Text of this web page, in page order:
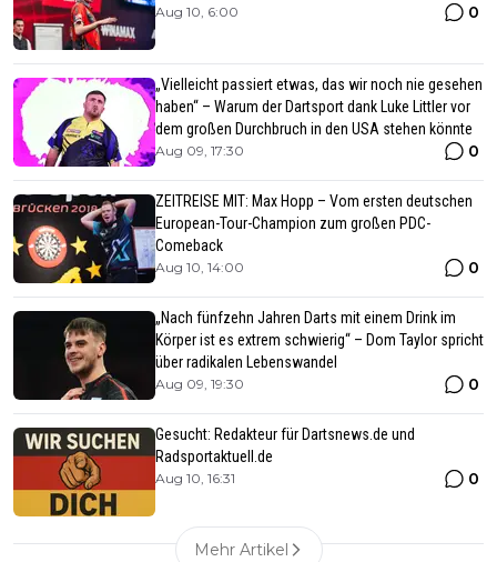
Aug 10, 6:00 0
„Vielleicht passiert etwas, das wir noch nie gesehen
haben“ – Warum der Dartsport dank Luke Littler vor
dem großen Durchbruch in den USA stehen könnte
Aug 09, 17:30 0
ZEITREISE MIT: Max Hopp – Vom ersten deutschen
European-Tour-Champion zum großen PDC-
Comeback
Aug 10, 14:00 0
„Nach fünfzehn Jahren Darts mit einem Drink im
Körper ist es extrem schwierig“ – Dom Taylor spricht
über radikalen Lebenswandel
Aug 09, 19:30 0
Gesucht: Redakteur für Dartsnews.de und
Radsportaktuell.de
Aug 10, 16:31 0
Mehr Artikel